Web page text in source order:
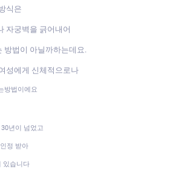
식은
자궁벽을 긁어내어
방법이 아닐까하는데요.
성에게 신체적으로나
방법이에요
년이 넘었고
정 받아
있습니다